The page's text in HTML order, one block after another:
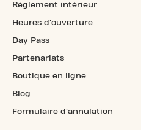
Règlement intérieur
Heures d'ouverture
Day Pass
Partenariats
Boutique en ligne
Blog
Formulaire d'annulation